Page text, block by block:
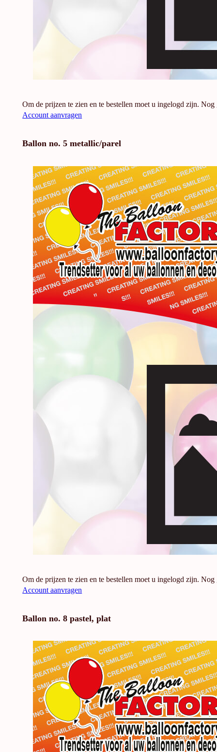
Om de prijzen te zien en te bestellen moet u ingelogd zijn. Nog
Account aanvragen
Ballon no. 5 metallic/parel
Om de prijzen te zien en te bestellen moet u ingelogd zijn. Nog
Account aanvragen
Ballon no. 8 pastel, plat